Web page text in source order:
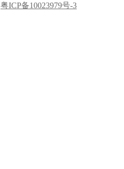
粤ICP备10023979号-3